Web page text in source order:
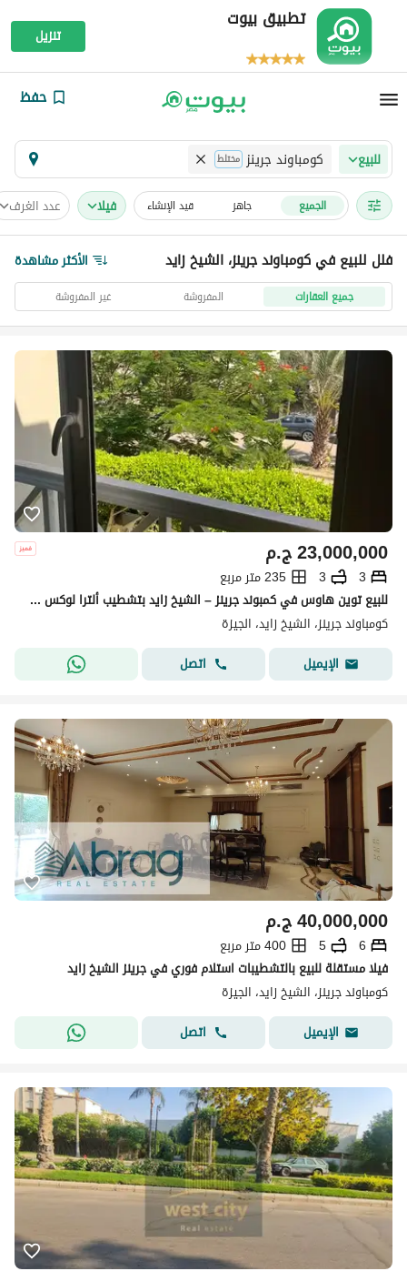
تطبيق بيوت
تنزيل
حفظ
للبيع كومباوند جرينز مختلط
الجميع جاهز قيد الإنشاء فیلا عدد الغرف
فلل للبيع في كومباوند جرينز، الشيخ زايد الأكثر مشاهدة
جميع العقارات المفروشة غير المفروشة
ج.م23,000,000
3
3
235 متر مربع
للبيع توين هاوس في كمبوند جرينز – الشيخ زايد بتشطيب ألترا لوكس مجدد بالكامل وإطلالة مميزة على اللاندسكيب والبحيرة.
كومباوند جرينز، الشيخ زايد، الجيزة
الإيميل
اتصل
ج.م40,000,000
6
5
400 متر مربع
فيلا مستقلة للبيع بالتشطيبات استلام فوري في جرينز الشيخ زايد
كومباوند جرينز، الشيخ زايد، الجيزة
الإيميل
اتصل